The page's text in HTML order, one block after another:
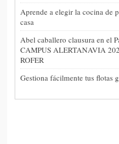
Aprende a elegir la cocina de
casa
Abel caballero clausura en el
CAMPUS ALERTANAVIA
ROFER
Gestiona fácilmente tus flotas